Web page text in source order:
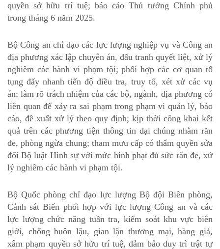
quyền sở hữu trí tuệ; báo cáo Thủ tướng Chính phủ
trong tháng 6 năm 2025.
Bộ Công an chỉ đạo các lực lượng nghiệp vụ và Công an
địa phương xác lập chuyên án, đấu tranh quyết liệt, xử lý
nghiêm các hành vi phạm tội; phối hợp các cơ quan tố
tụng đẩy nhanh tiến độ điều tra, truy tố, xét xử các vụ
án; làm rõ trách nhiệm của các bộ, ngành, địa phương có
liên quan để xảy ra sai phạm trong phạm vi quản lý, báo
cáo, đề xuất xử lý theo quy định; kịp thời công khai kết
quả trên các phương tiện thông tin đại chúng nhằm răn
đe, phòng ngừa chung; tham mưu cấp có thẩm quyền sửa
đổi Bộ luật Hình sự với mức hình phạt đủ sức răn đe, xử
lý nghiêm các hành vi phạm tội.
Bộ Quốc phòng chỉ đạo lực lượng Bộ đội Biên phòng,
Cảnh sát Biển phối hợp với lực lượng Công an và các
lực lượng chức năng tuần tra, kiểm soát khu vực biên
giới, chống buôn lậu, gian lận thương mại, hàng giả,
xâm phạm quyền sở hữu trí tuệ, đảm bảo duy trì trật tự